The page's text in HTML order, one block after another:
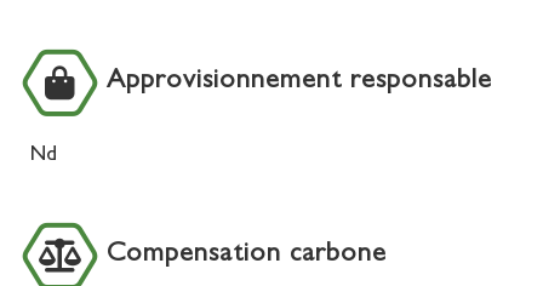
Approvisionnement responsable
Nd
Compensation carbone